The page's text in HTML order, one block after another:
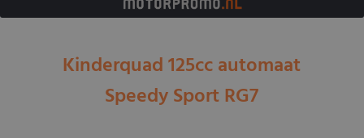
Kinderquad 125cc automaat
Speedy Sport RG7